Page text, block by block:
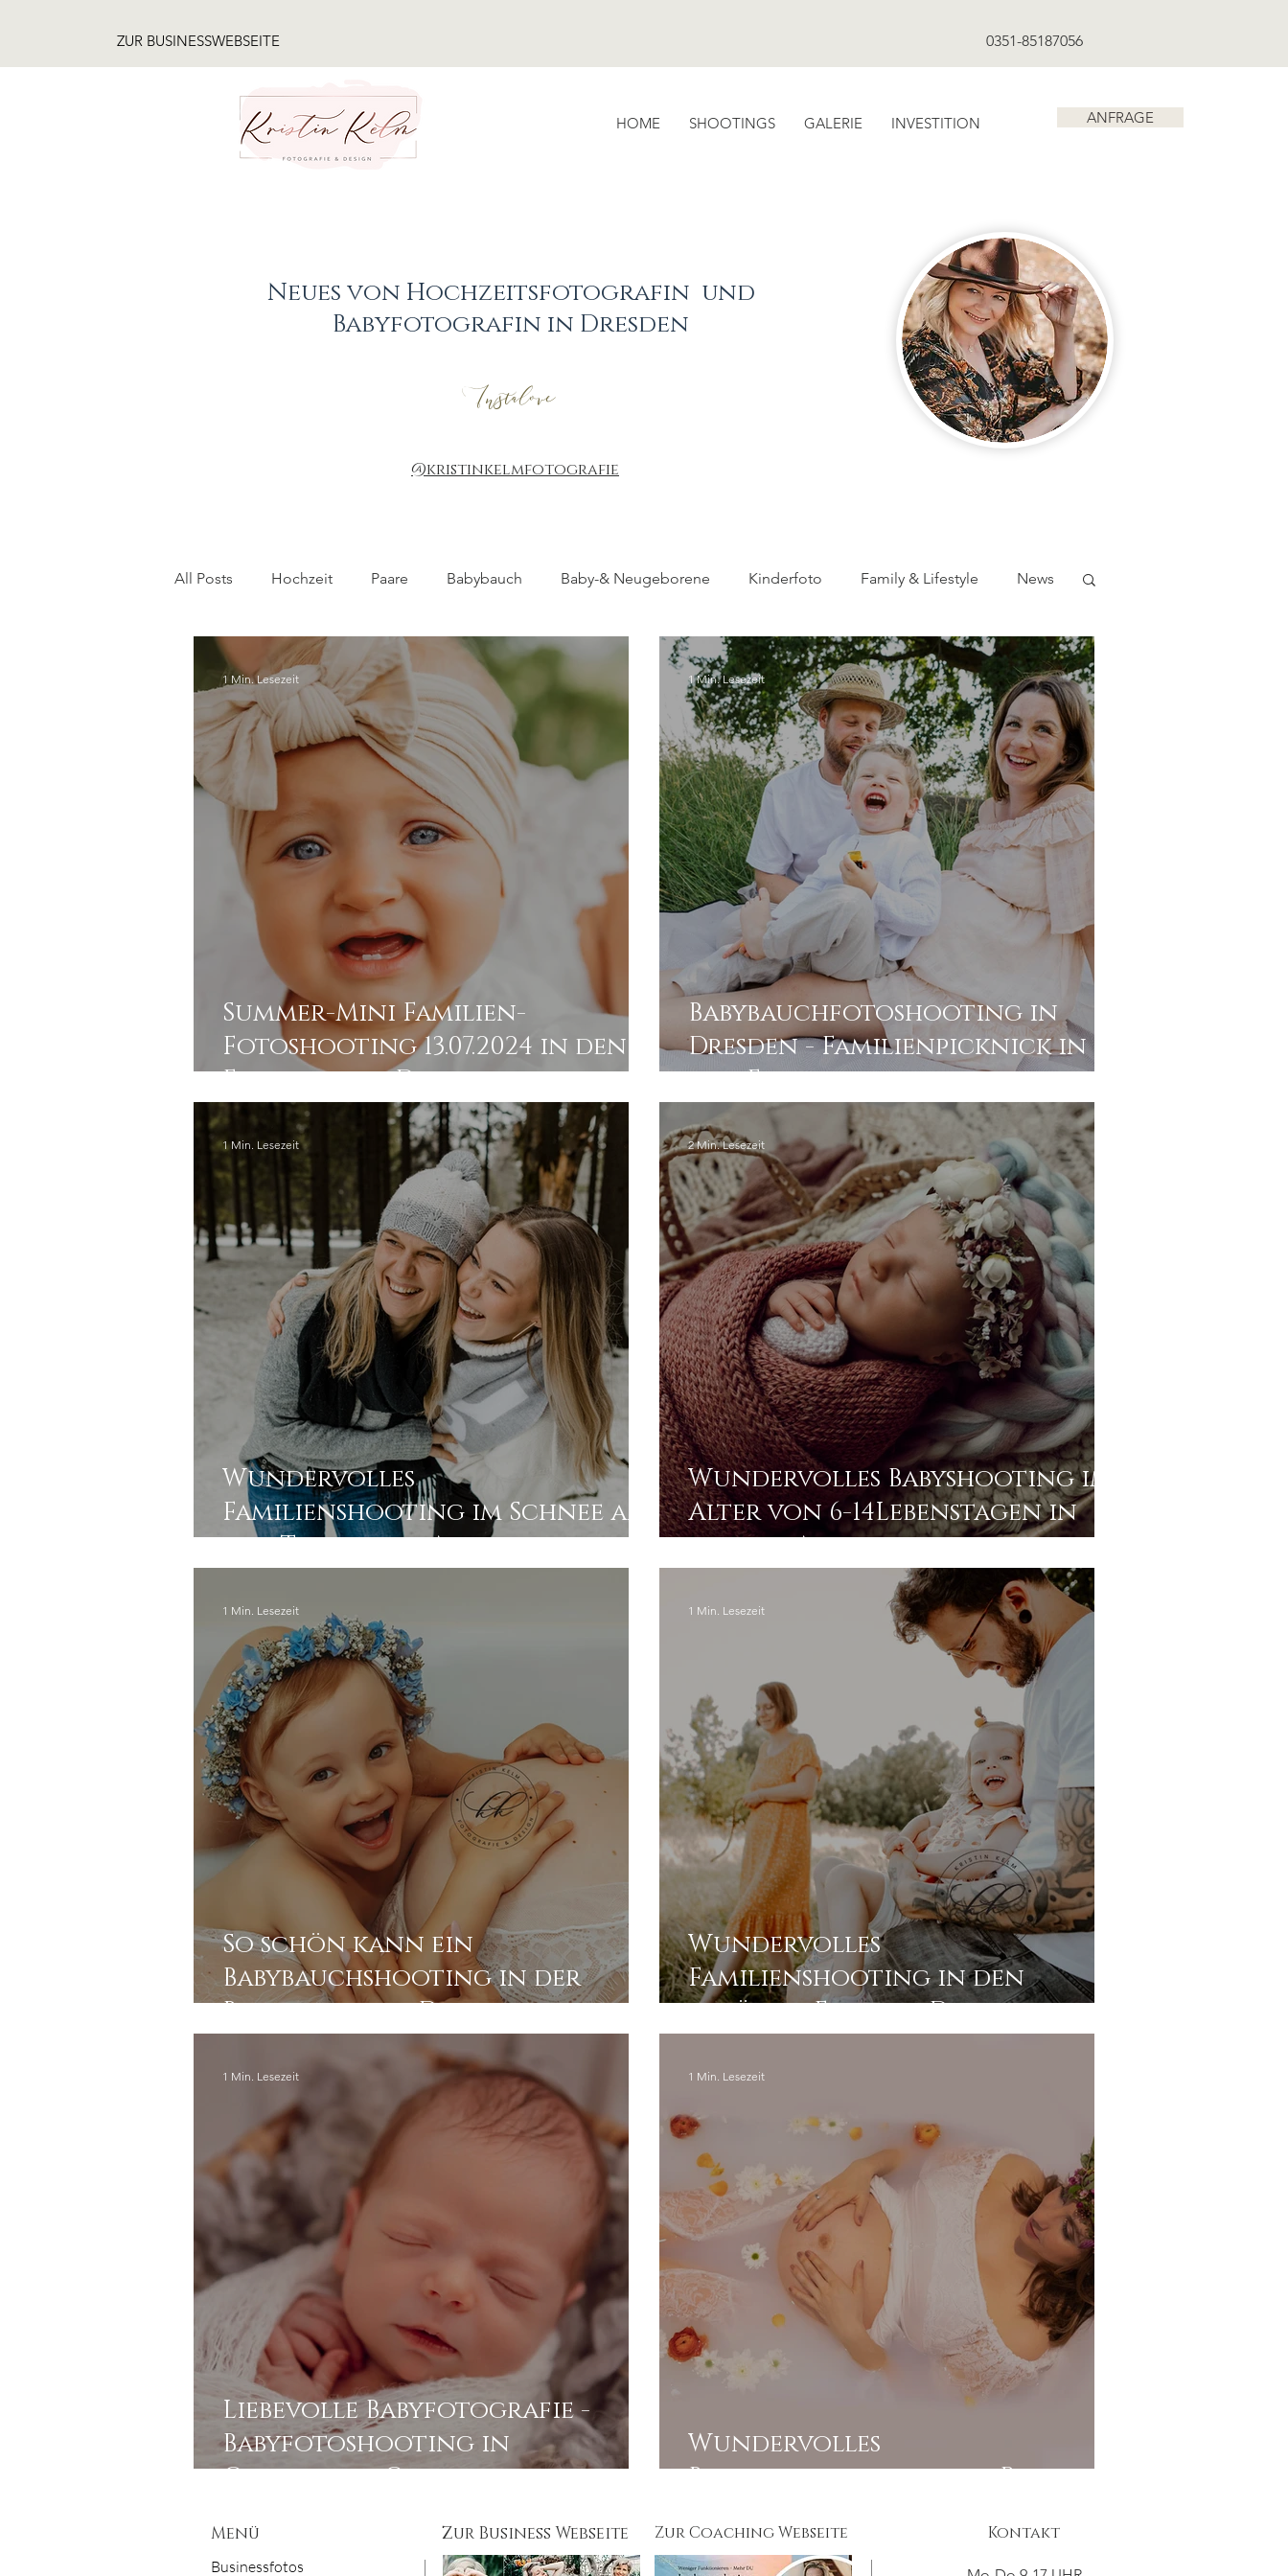
HOME SHOOTINGS GALERIE INVESTITION ANFRAGE
ZUR BUSINESSWEBSEITE 0351-85187056
Neues von Hochzeitsfotografin und
Babyfotografin in Dresden
Instalove
@kristinkelmfotografie
All Posts Hochzeit Paare Babybauch Baby-& Neugeborene Kinderfoto Family & Lifestyle News
Summer-Mini Familien-
Fotoshooting 13.07.2024 in den
Elbwiesen in Dresden
1 Min. Lesezeit
Babybauchfotoshooting in
Dresden - Familienpicknick in
den Elbwiesen
1 Min. Lesezeit
Wundervolles
Familienshooting im Schnee an
den Teichen in Altenberg
1 Min. Lesezeit
Wundervolles Babyshooting im
Alter von 6-14Lebenstagen in
meinem Atelier
2 Min. Lesezeit
So schön kann ein
Babybauchshooting in der
Badewanne in Dresden sein
1 Min. Lesezeit
Wundervolles
Familienshooting in den
schönen Elbauen Dresdens
1 Min. Lesezeit
Liebevolle Babyfotografie -
Babyfotoshooting in
Ottendorf-Okrilla
1 Min. Lesezeit
Wundervolles
Babybauchshooting in Pirna
1 Min. Lesezeit
Businessfotos
Kontakt
Menü Zur Business Webseite Zur Coaching Webseite